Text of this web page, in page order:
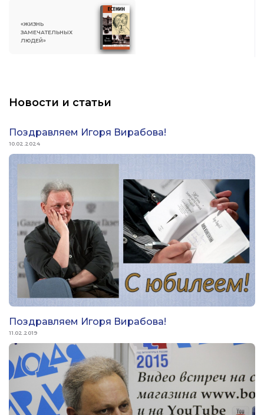
«ЖИЗНЬ
ЗАМЕЧАТЕЛЬНЫХ
ЛЮДЕЙ»
Новости и статьи
Поздравляем Игоря Вирабова!
10.02.2024
Поздравляем Игоря Вирабова!
11.02.2019